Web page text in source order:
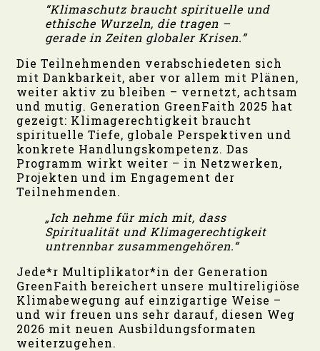
“Klimaschutz braucht spirituelle und
ethische Wurzeln, die tragen –
gerade in Zeiten globaler Krisen.”
Die Teilnehmenden verabschiedeten sich
mit Dankbarkeit, aber vor allem mit Plänen,
weiter aktiv zu bleiben – vernetzt, achtsam
und mutig. Generation GreenFaith 2025 hat
gezeigt: Klimagerechtigkeit braucht
spirituelle Tiefe, globale Perspektiven und
konkrete Handlungskompetenz. Das
Programm wirkt weiter – in Netzwerken,
Projekten und im Engagement der
Teilnehmenden.
„Ich nehme für mich mit, dass
Spiritualität und Klimagerechtigkeit
untrennbar zusammengehören.“
Jede*r Multiplikator*in der Generation
GreenFaith bereichert unsere multireligiöse
Klimabewegung auf einzigartige Weise –
und wir freuen uns sehr darauf, diesen Weg
2026 mit neuen Ausbildungsformaten
weiterzugehen.